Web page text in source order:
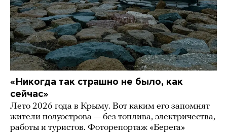
«Никогда так страшно не было, как
сейчас»
Лето 2026 года в Крыму. Вот каким его запомнят
жители полуострова — без топлива, электричества,
работы и туристов. Фоторепортаж «Берега»